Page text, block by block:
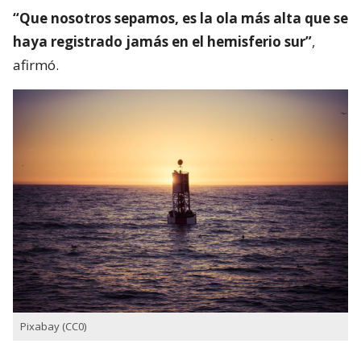
“Que nosotros sepamos, es la ola más alta que se
haya registrado jamás en el hemisferio sur”,
afirmó.
Pixabay (CC0)